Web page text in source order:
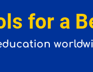
for a